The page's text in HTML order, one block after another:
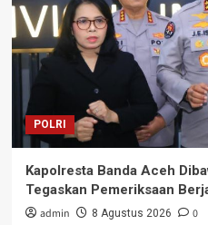
POLRI
Kapolresta Banda Aceh
Tegaskan Pemeriksaan
admin 8 Agustus 2026 0